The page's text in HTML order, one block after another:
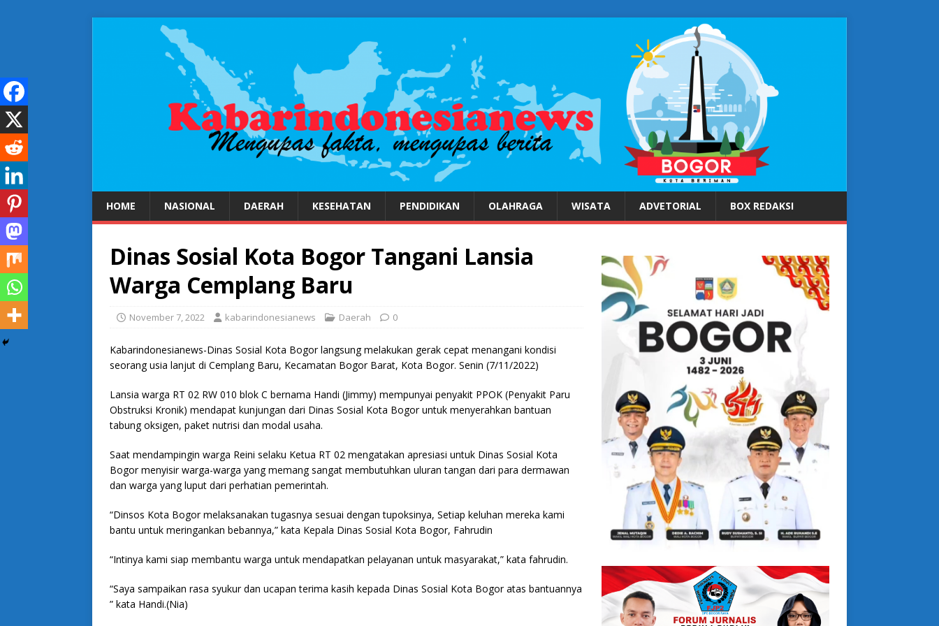
HOME NASIONAL DAERAH KESEHATAN PENDIDIKAN OLAHRAGA WISATA ADVETORIAL BOX REDAKSI
Dinas Sosial Kota Bogor Tangani Lansia
Warga Cemplang Baru
November 7, 2022 kabarindonesianews Daerah 0
Kabarindonesianews-Dinas Sosial Kota Bogor langsung melakukan gerak cepat menangani kondisi
seorang usia lanjut di Cemplang Baru, Kecamatan Bogor Barat, Kota Bogor. Senin (7/11/2022)
Lansia warga RT 02 RW 010 blok C bernama Handi (Jimmy) mempunyai penyakit PPOK (Penyakit Paru
Obstruksi Kronik) mendapat kunjungan dari Dinas Sosial Kota Bogor untuk menyerahkan bantuan
tabung oksigen, paket nutrisi dan modal usaha.
Saat mendampingin warga Reini selaku Ketua RT 02 mengatakan apresiasi untuk Dinas Sosial Kota
Bogor menyisir warga-warga yang memang sangat membutuhkan uluran tangan dari para dermawan
dan warga yang luput dari perhatian pemerintah.
“Dinsos Kota Bogor melaksanakan tugasnya sesuai dengan tupoksinya, Setiap keluhan mereka kami
bantu untuk meringankan bebannya,” kata Kepala Dinas Sosial Kota Bogor, Fahrudin
“Intinya kami siap membantu warga untuk mendapatkan pelayanan untuk masyarakat,” kata fahrudin.
“Saya sampaikan rasa syukur dan ucapan terima kasih kepada Dinas Sosial Kota Bogor atas bantuannya
” kata Handi.(Nia)